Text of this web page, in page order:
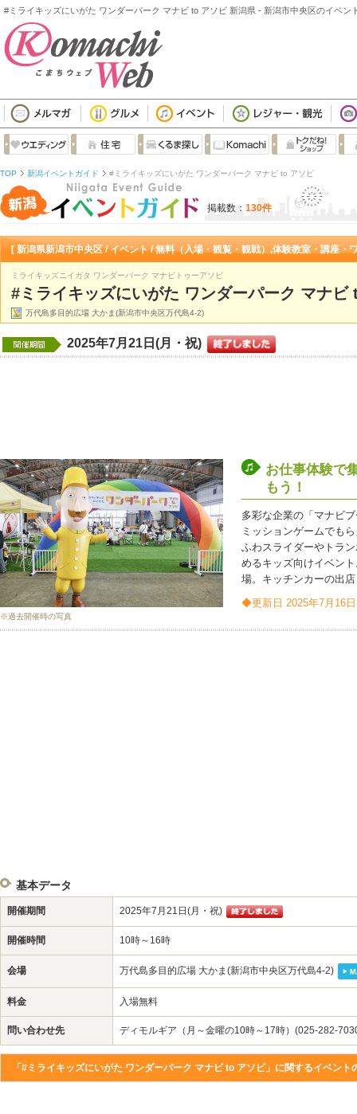
#ミライキッズにいがた ワンダーパーク マナビ to アソビ 新潟県 - 新潟市中央区のイベン
TOP 新潟イベントガイド #ミライキッズにいがた ワンダーパーク マナビ to アソビ
掲載数： 130件
[ 新潟県新潟市中央区 / イベント / 無料（入場・観覧・観戦）,体験教室・講座・
ミライキッズニイガタ ワンダーパーク マナビトゥーアソビ
#ミライキッズにいがた ワンダーパーク マナ
万代島多目的広場 大かま(新潟市中央区万代島4-2)
2025年7月21日(月・祝)
お仕事体験で
もう！
多彩な企業の「マナビ
ミッションゲームでも
ふわスライダーやトラ
めるキッズ向けイベン
場。キッチンカーの出
◆更新日 2025年7月16日
※過去開催時の写真
基本データ
開催期間 2025年7月21日(月・祝)
開催時間 10時～16時
会場 万代島多目的広場 大かま(新潟市中央区万代島4-2)
料金 入場無料
問い合わせ先 ディモルギア（月～金曜の10時～17時）(025-282-
「#ミライキッズにいがた ワンダーパーク マナビ to アソビ」に関するイベント